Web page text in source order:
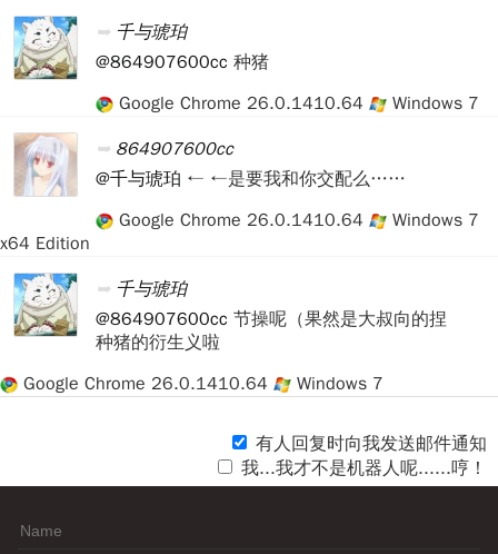
千与琥珀
@864907600cc 种猪
Google Chrome 26.0.1410.64
Windows 7
864907600cc
@千与琥珀 ← ←是要我和你交配么……
Google Chrome 26.0.1410.64
Windows 7
x64 Edition
千与琥珀
@864907600cc 节操呢（果然是大叔向的捏
种猪的衍生义啦
Google Chrome 26.0.1410.64
Windows 7
有人回复时向我发送邮件通知
我...我才不是机器人呢......哼！